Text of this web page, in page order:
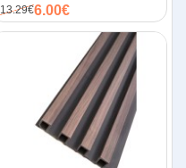
13.29€6.00€